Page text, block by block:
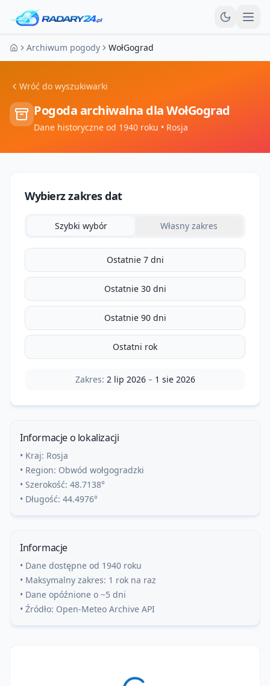
Strona główna
Archiwum pogody WołGograd
Wróć do wyszukiwarki
Pogoda archiwalna dlaWołGograd
Dane historyczne od 1940 roku • Rosja
Wybierz zakres dat
Szybki wybór Własny zakres
Ostatnie 7 dni
Ostatnie 30 dni
Ostatnie 90 dni
Ostatni rok
Zakres: 2 lip 2026– 1 sie 2026
Informacje o lokalizacji
• Kraj: Rosja
• Region: Obwód wołgogradzki
• Szerokość: 48.7138°
• Długość: 44.4976°
Informacje
• Dane dostępne od 1940 roku
• Maksymalny zakres: 1 rok na raz
• Dane opóźnione o ~5 dni
• Źródło: Open-Meteo Archive API